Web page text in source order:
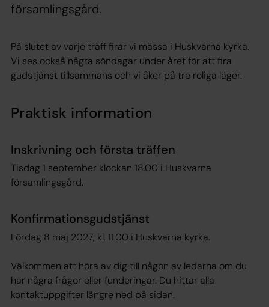
församlingsgård.
På slutet av varje träff firar vi mässa i Huskvarna kyrka.
Vi ses också några söndagar under året för att fira
gudstjänst tillsammans och vi åker på tre roliga läger.
Praktisk information
Inskrivning och första träffen
Tisdag 1 september klockan 18.00 i Huskvarna
församlingsgård.
Konfirmationsgudstjänst
Lördag 8 maj 2027, kl. 11.00 i Huskvarna kyrka.
Välkommen att höra av dig till någon av ledarna om du
har några frågor eller funderingar. Du hittar alla
kontaktuppgifter längre ned på sidan.